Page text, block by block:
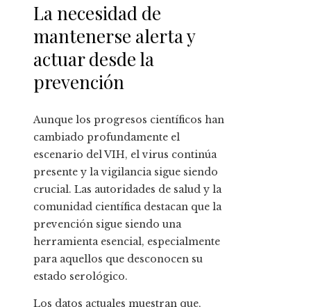
La necesidad de
mantenerse alerta y
actuar desde la
prevención
Aunque los progresos científicos han
cambiado profundamente el
escenario del VIH, el virus continúa
presente y la vigilancia sigue siendo
crucial. Las autoridades de salud y la
comunidad científica destacan que la
prevención sigue siendo una
herramienta esencial, especialmente
para aquellos que desconocen su
estado serológico.
Los datos actuales muestran que,